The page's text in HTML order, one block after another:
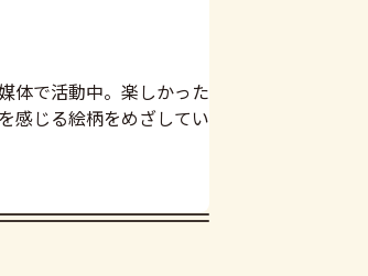
体で活動中。楽しかった
感じる絵柄をめざしてい